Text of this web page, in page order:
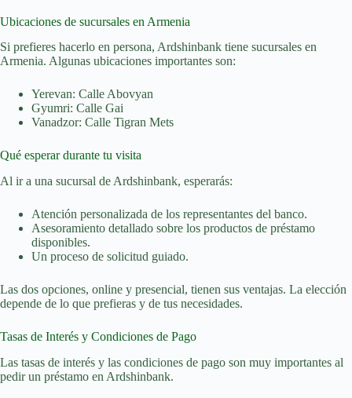
Ubicaciones de sucursales en Armenia
Si prefieres hacerlo en persona, Ardshinbank tiene sucursales en
Armenia. Algunas ubicaciones importantes son:
Yerevan: Calle Abovyan
Gyumri: Calle Gai
Vanadzor: Calle Tigran Mets
Qué esperar durante tu visita
Al ir a una sucursal de Ardshinbank, esperarás:
Atención personalizada de los representantes del banco.
Asesoramiento detallado sobre los productos de préstamo
disponibles.
Un proceso de solicitud guiado.
Las dos opciones, online y presencial, tienen sus ventajas. La elección
depende de lo que prefieras y de tus necesidades.
Tasas de Interés y Condiciones de Pago
Las tasas de interés y las condiciones de pago son muy importantes al
pedir un préstamo en Ardshinbank.